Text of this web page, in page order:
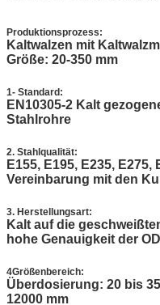
Produktionsprozess:
Kaltwalzen mit
Größe: 20-350 mm
1- Standard:
EN10305-2 Kalt
Stahlrohre
2. Stahlqualität:
E155, E195, E235,
Vereinbarung mit den
3. Herstellungsart:
Kalt auf die
hohe Genauigkeit der
4Größenbereich:
Überdosierung: 20 bis
12000 mm